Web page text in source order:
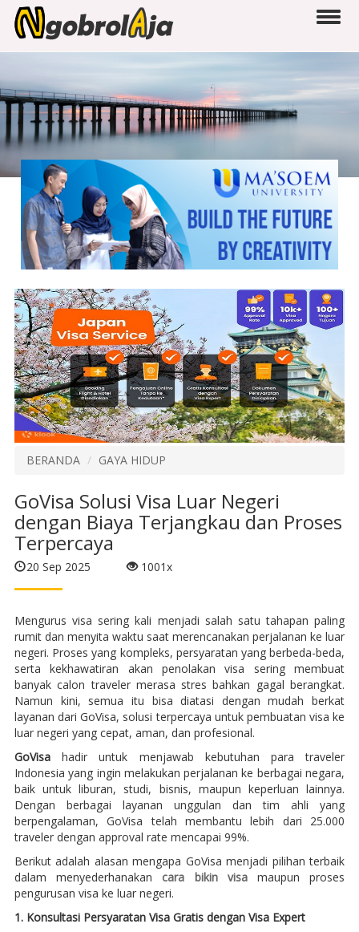
BERANDA GAYA HIDUP
GoVisa Solusi Visa Luar Negeri
dengan Biaya Terjangkau dan Proses
Terpercaya
20 Sep 2025 1001x
Mengurus visa sering kali menjadi salah satu tahapan paling
rumit dan menyita waktu saat merencanakan perjalanan ke luar
negeri. Proses yang kompleks, persyaratan yang berbeda-beda,
serta kekhawatiran akan penolakan visa sering membuat
banyak calon traveler merasa stres bahkan gagal berangkat.
Namun kini, semua itu bisa diatasi dengan mudah berkat
layanan dari GoVisa, solusi terpercaya untuk pembuatan visa ke
luar negeri yang cepat, aman, dan profesional.
GoVisahadir untuk menjawab kebutuhan para traveler
Indonesia yang ingin melakukan perjalanan ke berbagai negara,
baik untuk liburan, studi, bisnis, maupun keperluan lainnya.
Dengan berbagai layanan unggulan dan tim ahli yang
berpengalaman, GoVisa telah membantu lebih dari 25.000
traveler dengan approval rate mencapai 99%.
Berikut adalah alasan mengapa GoVisa menjadi pilihan terbaik
dalam menyederhanakan cara bikin visamaupun proses
pengurusan visa ke luar negeri.
1. Konsultasi Persyaratan Visa Gratis dengan Visa Expert